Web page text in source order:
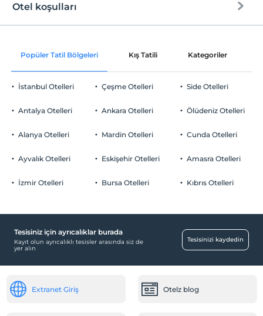
Ortak alanlar ve tüm odalar
Deniz manzarası
Otel koşulları
Check/in
Check/out
En geç saat 12:00 ve öncesi
Evcil Hayvan
2 yaşına kadar olan bebekler ücretsizdir.
Popüler Tatil Bölgeleri Kış Tatili Kategoriler
İstanbul Otelleri
Antalya Otelleri
Alanya Otelleri
Ayvalık Otelleri
İzmir Otelleri
Çeşme Otelleri
Ankara Otelleri
Mardin Otelleri
Eskişehir Otelleri
Bursa Otelleri
Side Otelleri
Ölüdeniz Otelleri
Cunda Otelleri
Amasra Otelleri
Kıbrıs Otelleri
Tesisiniz için ayrıcalıklar burada
Kayıt olun ayrıcalıklı tesisler arasında siz de
yer alın
Tesisinizi kaydedin
Extranet Giriş Otelz blog